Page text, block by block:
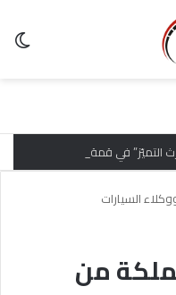
السيارات
من